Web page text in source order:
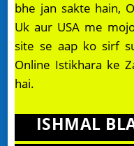
bhe jan sakte hain,
Uk aur USA me
site se aap ko sirf
Online Istikhara ke
hai.
ISHMAL